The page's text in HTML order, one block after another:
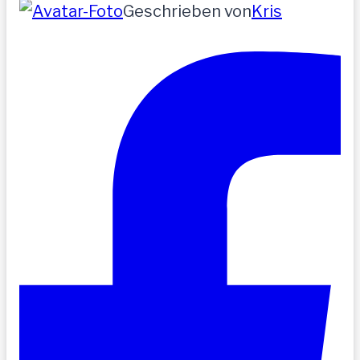
Geschrieben vonKris